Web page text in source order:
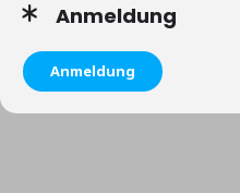
Anmeldung
Anmeldung